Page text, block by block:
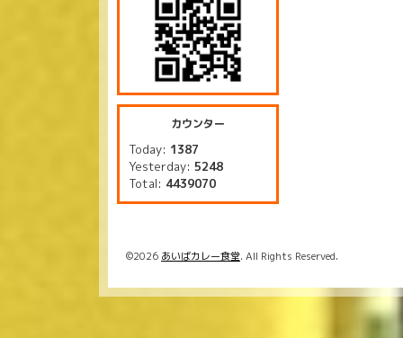
カウンター
Today: 1387
Yesterday: 5248
Total: 4439070
©2026 あいばカレー食堂. All Rights Reserved.